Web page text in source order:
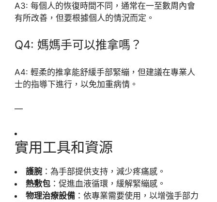
A3: 每個人的恢復時間不同，通常在一至數周內會
有所改善，但要根據個人的情況而定。
Q4: 媽媽手可以推拿嗎？
A4: 輕柔的推拿能舒緩手部緊繃，但建議在專業人
士的指導下進行，以免加重病情。
—
實用工具和資源
護腕 ：為手部提供支持，減少疼痛感。
熱敷包 ：促進血液循環，緩解緊繃感。
物理治療設備 ：依專業需要使用，以增強手部力